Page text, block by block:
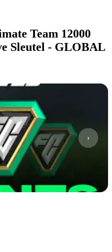
Team 12000
Sleutel - GLOBAL